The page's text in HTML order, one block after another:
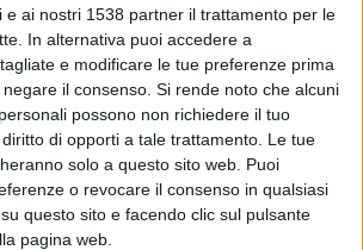
e ai nostri 1538 partner il trattamento per le
In alternativa puoi accedere a
e modificare le tue preferenze prima
il consenso. Si rende noto che alcuni
possono non richiedere il tuo
di opporti a tale trattamento. Le tue
solo a questo sito web. Puoi
o revocare il consenso in qualsiasi
questo sito e facendo clic sul pulsante
pagina web.
Quando il prezzo del pecorino è
si sono appellati al mercato e
sacrifici ai noi pastori – ha proseguito
originario di Fonni – adesso non
di pochi spiccioli, vogliamo ciò
altrimenti siamo pronti alla